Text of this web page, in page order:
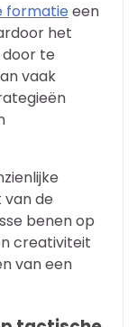
formatie een
het
te
vaak
de
benen op
creativiteit
van een